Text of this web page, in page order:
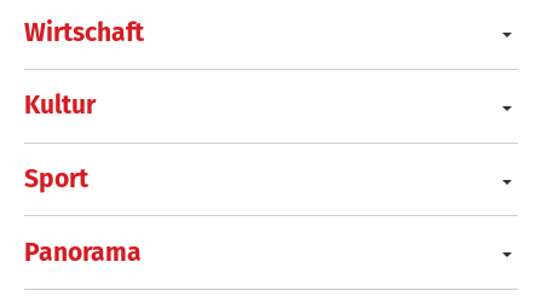
Wirtschaft
Kultur
Sport
Panorama